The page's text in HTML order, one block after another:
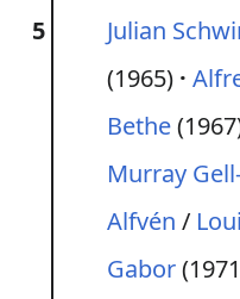
5
Julian
(1965)
Bethe
Murray
Alfvén /
Gabor